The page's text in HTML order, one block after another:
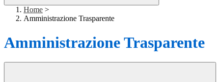
Home >
Amministrazione Trasparente
Amministrazione Trasparente